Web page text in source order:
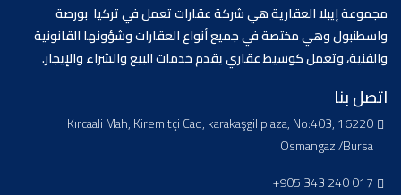
مجموعة إيبلا العقارية هي شركة عقارات تعمل في تركيا بورصة
واسطنبول وهي مختصة في جميع أنواع العقارات وشؤونها القانونية
والفنية، وتعمل كوسيط عقاري يقدم خدمات البيع والشراء والإيجار.
اتصل بنا
Kırcaali Mah, Kiremitçi Cad, karakaşgil plaza, No:403, 16220
Osmangazi/Bursa
+905 343 240 017